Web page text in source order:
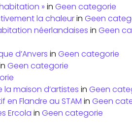
» in Geen categorie
la chaleurin Geen
néerlandaises in Geen
d’Anvers in Geen categorie
Geen categorie
maison d’artistes in Geen
en Flandre au STAM in Geen
Ercola in Geen categorie